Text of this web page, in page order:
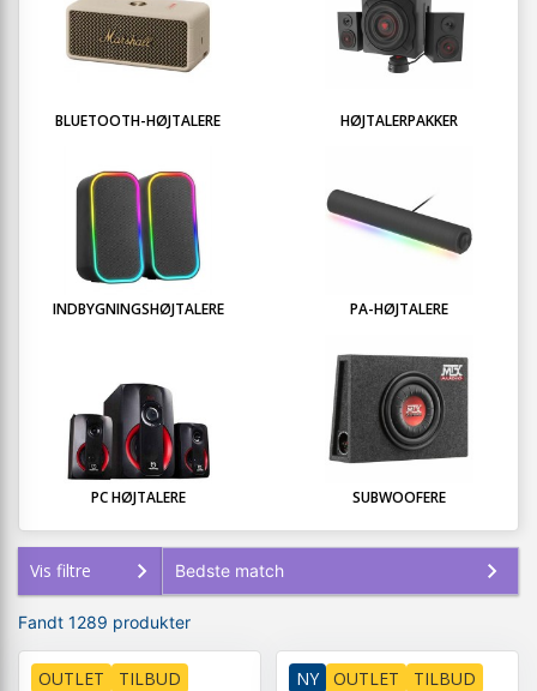
BLUETOOTH-HØJTALERE HØJTALERPAKKER
INDBYGNINGSHØJTALERE PA-HØJTALERE
PC HØJTALERE SUBWOOFERE
Vis filtre
Fandt 1289 produkter
OUTLET TILBUD NY OUTLET TILBUD